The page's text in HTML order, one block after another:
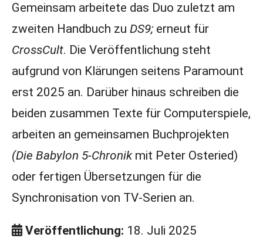
Gemeinsam arbeitete das Duo zuletzt am
zweiten Handbuch zu DS9;erneut für
CrossCult. Die Veröffentlichung steht
aufgrund von Klärungen seitens Paramount
erst 2025 an. Darüber hinaus schreiben die
beiden zusammen Texte für Computerspiele,
arbeiten an gemeinsamen Buchprojekten
(Die Babylon 5-Chronikmit Peter Osteried)
oder fertigen Übersetzungen für die
Synchronisation von TV-Serien an.
Veröffentlichung: 18. Juli 2025